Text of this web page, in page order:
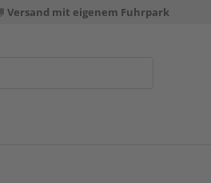
Versand mit eigenem Fuhrpark